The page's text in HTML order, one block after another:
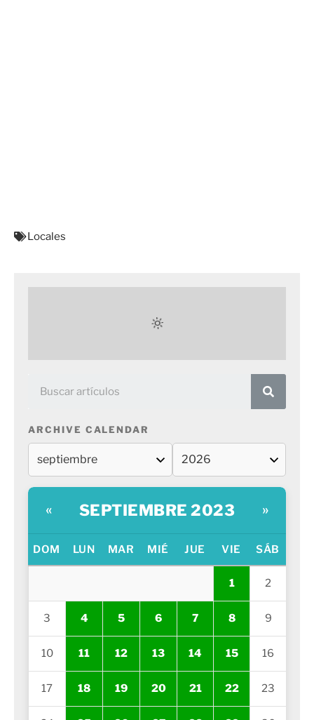
Locales
ARCHIVE CALENDAR
« SEPTIEMBRE 2023 »
DOM LUN MAR MIÉ JUE VIE SÁB
1 2
3 4 5 6 7 8 9
10 11 12 13 14 15 16
17 18 19 20 21 22 23